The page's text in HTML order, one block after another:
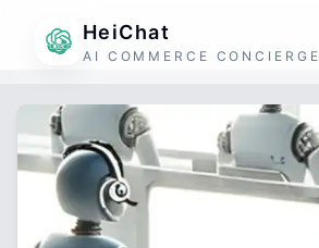
HeiChat
AI COMMERCE CONCIERGE